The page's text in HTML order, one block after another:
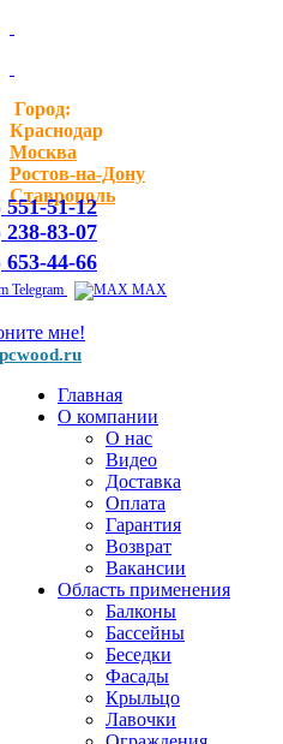
Город:
Краснодар
Москва
Ростов-на-Дону
Ставрополь
551-51-12
238-83-07
653-44-66
Telegram MAX
мне!
Главная
О компании
О нас
Видео
Доставка
Оплата
Гарантия
Возврат
Вакансии
Область применения
Балконы
Бассейны
Беседки
Фасады
Крыльцо
Лавочки